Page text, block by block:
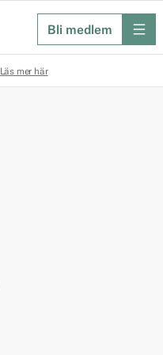
Bli medlem meny
Läs mer här